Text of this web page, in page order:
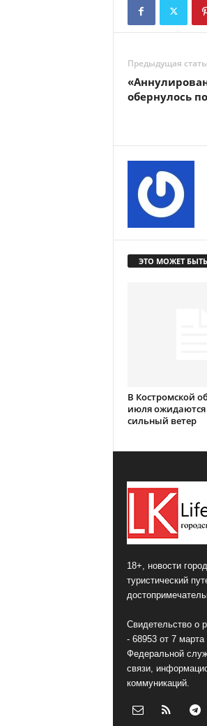
Предыдущая
обернулось
ЭТО МОЖЕТ
В Костромской
июля ожидаются
сильный ветер
18+, новости
туристический
Свидетельство
- 68953 от 7
Федеральной
связи,
коммуникаций.